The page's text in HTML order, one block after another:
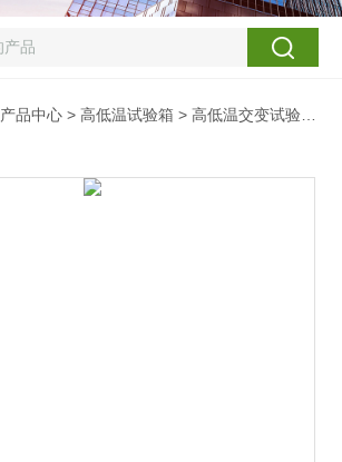
产品中心 >高低温试验箱 >高低温交变试验箱